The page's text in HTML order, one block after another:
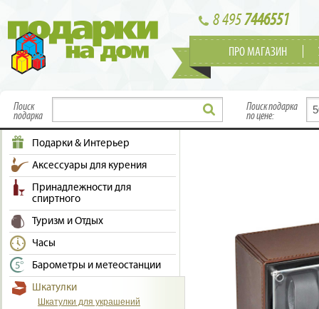
8 4957446551
ПРО МАГАЗИН
Поиск
подарка
Поиск подарка
по цене:
Подарки & Интерьер
Аксессуары для курения
Принадлежности для
спиртного
Туризм и Отдых
Часы
Барометры и метеостанции
Шкатулки
Шкатулки для украшений